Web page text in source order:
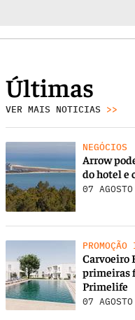
Últimas
VER MAIS NOTICIAS >>
NEGÓCIOS
Arrow
do hotel e
07
Carvoeiro
primeiras
Primelife
07